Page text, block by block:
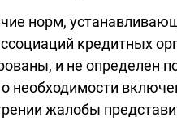
норм,
кредитных
и не определен
необходимости
жалобы